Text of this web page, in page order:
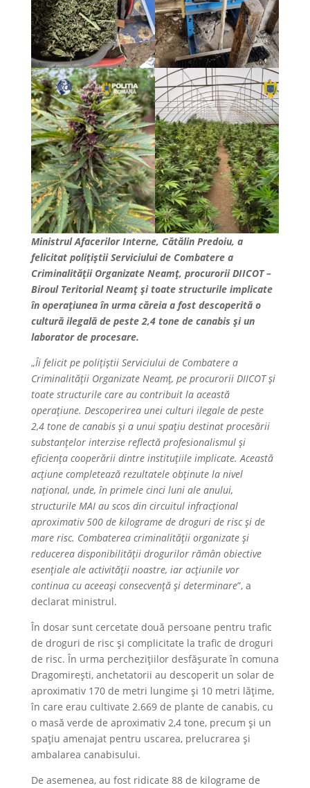
Ministrul Afacerilor Interne, Cătălin Predoiu, a
felicitat polițiștii Serviciului de Combatere a
Criminalității Organizate Neamț, procurorii DIICOT –
Biroul Teritorial Neamț și toate structurile implicate
în operațiunea în urma căreia a fost descoperită o
cultură ilegală de peste 2,4 tone de canabis și un
laborator de procesare.
„Îi felicit pe polițiștii Serviciului de Combatere a
Criminalității Organizate Neamț, pe procurorii DIICOT și
toate structurile care au contribuit la această
operațiune. Descoperirea unei culturi ilegale de peste
2,4 tone de canabis și a unui spațiu destinat procesării
substanțelor interzise reflectă profesionalismul și
eficiența cooperării dintre instituțiile implicate. Această
acțiune completează rezultatele obținute la nivel
național, unde, în primele cinci luni ale anului,
structurile MAI au scos din circuitul infracțional
aproximativ 500 de kilograme de droguri de risc și de
mare risc. Combaterea criminalității organizate și
reducerea disponibilității drogurilor rămân obiective
esențiale ale activității noastre, iar acțiunile vor
continua cu aceeași consecvență și determinare”, a
declarat ministrul.
În dosar sunt cercetate două persoane pentru trafic
de droguri de risc și complicitate la trafic de droguri
de risc. În urma perchezițiilor desfășurate în comuna
Dragomirești, anchetatorii au descoperit un solar de
aproximativ 170 de metri lungime și 10 metri lățime,
în care erau cultivate 2.669 de plante de canabis, cu
o masă verde de aproximativ 2,4 tone, precum și un
spațiu amenajat pentru uscarea, prelucrarea și
ambalarea canabisului.
De asemenea, au fost ridicate 88 de kilograme de